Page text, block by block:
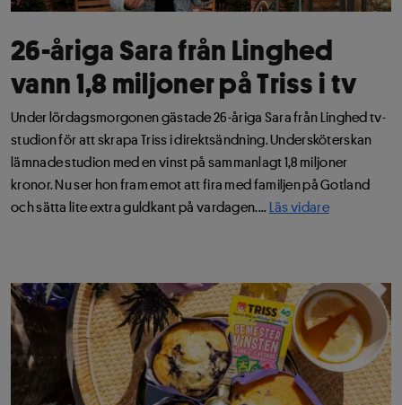
26-åriga Sara från Linghed
vann 1,8 miljoner på Triss i tv
Under lördagsmorgonen gästade 26-åriga Sara från Linghed tv-
studion för att skrapa Triss i direktsändning. Undersköterskan
lämnade studion med en vinst på sammanlagt 1,8 miljoner
kronor. Nu ser hon fram emot att fira med familjen på Gotland
och sätta lite extra guldkant på vardagen.... Läs vidare